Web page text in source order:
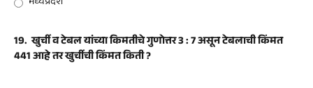
19. खुर्ची व टेबल यांच्या किमतीचे गुणोत्तर 3 : 7 असून टेबलाची किंमत
441 आहे तर खुर्चीची किंमत किती ?